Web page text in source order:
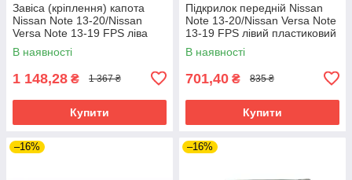
Завіса (кріплення) капота
Nissan Note 13-20/Nissan
Versa Note 13-19 FPS ліва
металева
В наявності
1 148,28 ₴ 1 367 ₴
Купити
Підкрилок передній Nissan
Note 13-20/Nissan Versa Note
13-19 FPS лівий пластиковий
В наявності
701,40 ₴ 835 ₴
Купити
–16% –16%